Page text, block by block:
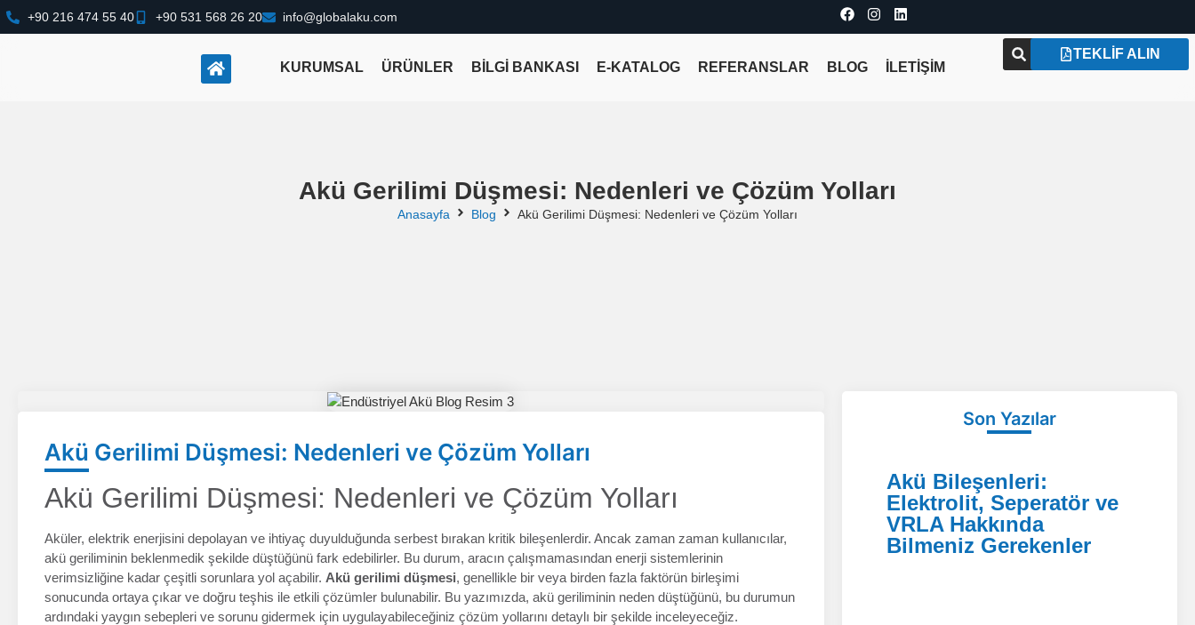
+90 216 474 55 40 +90 531 568 26 20 info@globalaku.com
KURUMSAL ÜRÜNLER BİLGİ BANKASI E-KATALOG REFERANSLAR BLOG İLETİŞİM
TEKLIF ALIN
Akü Gerilimi Düşmesi: Nedenleri ve Çözüm Yolları
Anasayfa Blog Akü Gerilimi Düşmesi: Nedenleri ve Çözüm Yolları
Akü Gerilimi Düşmesi: Nedenleri ve Çözüm Yolları
Akü Gerilimi Düşmesi: Nedenleri ve Çözüm Yolları
Aküler, elektrik enerjisini depolayan ve ihtiyaç duyulduğunda serbest bırakan kritik bileşenlerdir. Ancak zaman zaman kullanıcılar,
akü geriliminin beklenmedik şekilde düştüğünü fark edebilirler. Bu durum, aracın çalışmamasından enerji sistemlerinin
verimsizliğine kadar çeşitli sorunlara yol açabilir. Akü gerilimi düşmesi, genellikle bir veya birden fazla faktörün birleşimi
sonucunda ortaya çıkar ve doğru teşhis ile etkili çözümler bulunabilir. Bu yazımızda, akü geriliminin neden düştüğünü, bu durumun
ardındaki yaygın sebepleri ve sorunu gidermek için uygulayabileceğiniz çözüm yollarını detaylı bir şekilde inceleyeceğiz.
Son Yazılar
Akü Bileşenleri:
Elektrolit, Seperatör ve
VRLA Hakkında
Bilmeniz Gerekenler